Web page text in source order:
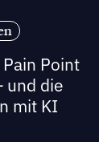
Point
und die
mit KI